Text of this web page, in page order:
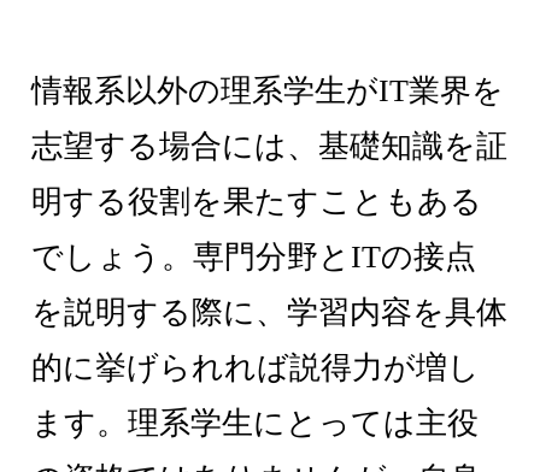
情報系以外の理系学生がIT業界を
志望する場合には、基礎知識を証
明する役割を果たすこともある
でしょう。専門分野とITの接点
を説明する際に、学習内容を具体
的に挙げられれば説得力が増し
ます。理系学生にとっては主役